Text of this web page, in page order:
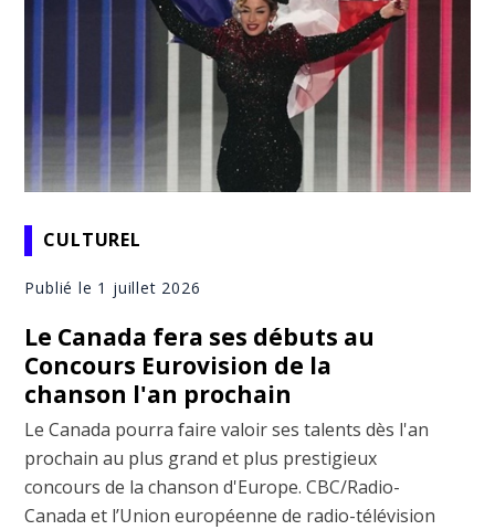
CULTUREL
Publié le 1 juillet 2026
Le Canada fera ses débuts au
Concours Eurovision de la
chanson l'an prochain
Le Canada pourra faire valoir ses talents dès l'an
prochain au plus grand et plus prestigieux
concours de la chanson d'Europe. CBC/Radio-
Canada et l’Union européenne de radio-télévision